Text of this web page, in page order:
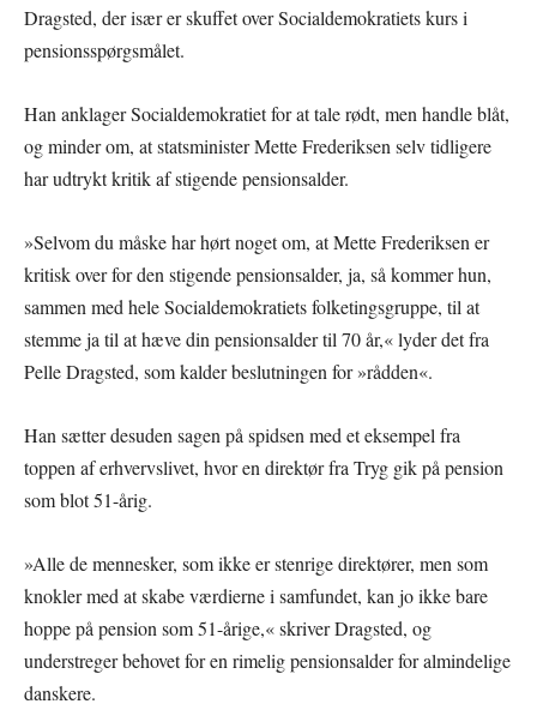
Dragsted, der især er skuffet over Socialdemokratiets kurs i
pensionsspørgsmålet.
Han anklager Socialdemokratiet for at tale rødt, men handle blåt,
og minder om, at statsminister Mette Frederiksen selv tidligere
har udtrykt kritik af stigende pensionsalder.
»Selvom du måske har hørt noget om, at Mette Frederiksen er
kritisk over for den stigende pensionsalder, ja, så kommer hun,
sammen med hele Socialdemokratiets folketingsgruppe, til at
stemme ja til at hæve din pensionsalder til 70 år,« lyder det fra
Pelle Dragsted, som kalder beslutningen for »rådden«.
Han sætter desuden sagen på spidsen med et eksempel fra
toppen af erhvervslivet, hvor en direktør fra Tryg gik på pension
som blot 51-årig.
»Alle de mennesker, som ikke er stenrige direktører, men som
knokler med at skabe værdierne i samfundet, kan jo ikke bare
hoppe på pension som 51-årige,« skriver Dragsted, og
understreger behovet for en rimelig pensionsalder for almindelige
danskere.